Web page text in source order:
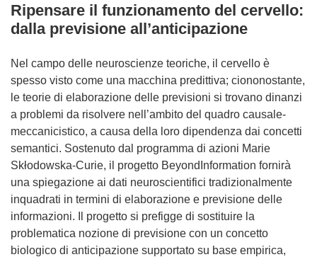
Ripensare il funzionamento del cervello:
dalla previsione all’anticipazione
Nel campo delle neuroscienze teoriche, il cervello è
spesso visto come una macchina predittiva; ciononostante,
le teorie di elaborazione delle previsioni si trovano dinanzi
a problemi da risolvere nell’ambito del quadro causale-
meccanicistico, a causa della loro dipendenza dai concetti
semantici. Sostenuto dal programma di azioni Marie
Skłodowska-Curie, il progetto BeyondInformation fornirà
una spiegazione ai dati neuroscientifici tradizionalmente
inquadrati in termini di elaborazione e previsione delle
informazioni. Il progetto si prefigge di sostituire la
problematica nozione di previsione con un concetto
biologico di anticipazione supportato su base empirica,